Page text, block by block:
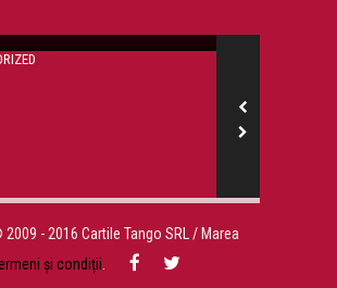
- 2016 Cartile Tango SRL / Marea
și condiții